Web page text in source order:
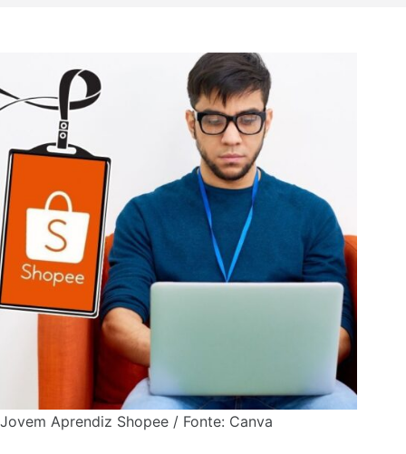
Jovem Aprendiz Shopee / Fonte: Canva